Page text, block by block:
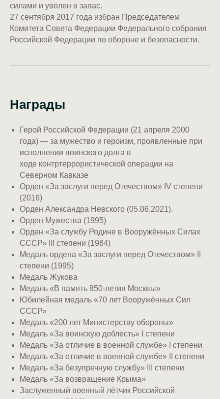
силами и уволен в запас.
27 сентября 2017 года избран Председателем
Комитета Совета Федерации Федерального собрания
Российской Федерации по обороне и безопасности.
Награды
Герой Российской Федерации (21 апреля 2000
года) — за мужество и героизм, проявленные при
исполнении воинского долга в
ходе контртеррористической операции на
Северном Кавказе
Орден «За заслуги перед Отечеством» IV степени
(2016)
Орден Александра Невского (05.06.2021).
Орден Мужества (1995)
Орден «За службу Родине в Вооружённых Силах
СССР» III степени (1984)
Медаль ордена «За заслуги перед Отечеством» II
степени (1995)
Медаль Жукова
Медаль «В память 850-летия Москвы»
Юбилейная медаль «70 лет Вооружённых Сил
СССР»
Медаль «200 лет Министерству обороны»
Медаль «За воинскую доблесть» I степени
Медаль «За отличие в военной службе» I степени
Медаль «За отличие в военной службе» II степени
Медаль «За безупречную службу» III степени
Медаль «За возвращение Крыма»
Заслуженный военный лётчик Российской